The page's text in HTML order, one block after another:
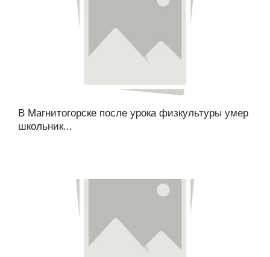
В Магнитогорске после урока физкультуры умер
школьник...